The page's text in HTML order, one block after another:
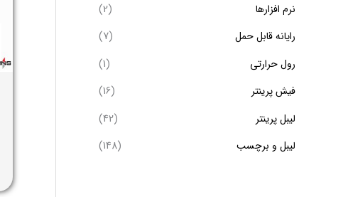
نرم افزارها
(2)
رایانه قابل حمل
(7)
رول حرارتی
(1)
فیش پرینتر
(16)
لیبل پرینتر
(42)
لیبل و برچسب
(148)